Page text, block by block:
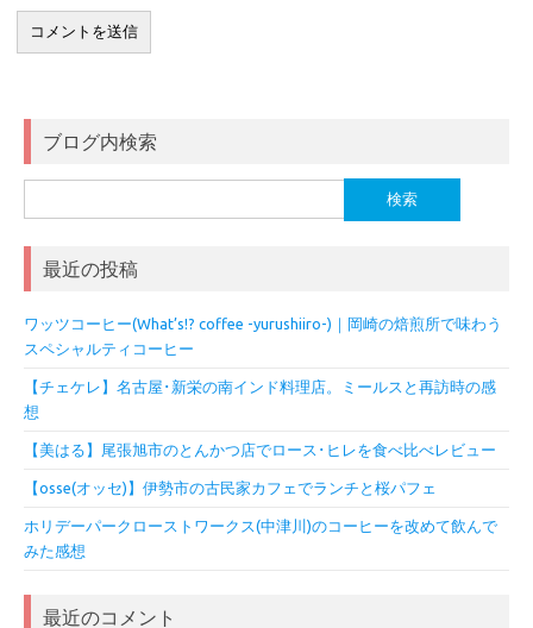
ブログ内検索
索:
最近の投稿
ワッツコーヒー(What’s!? coffee -yurushiiro-)｜岡崎の焙煎所で味わう
スペシャルティコーヒー
【チェケレ】名古屋･新栄の南インド料理店。ミールスと再訪時の感
想
【美はる】尾張旭市のとんかつ店でロース･ヒレを食べ比べレビュー
【osse(オッセ)】伊勢市の古民家カフェでランチと桜パフェ
ホリデーパークローストワークス(中津川)のコーヒーを改めて飲んで
みた感想
最近のコメント